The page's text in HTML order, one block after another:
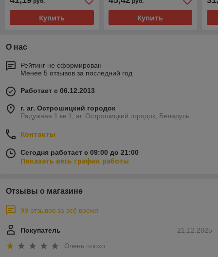
Купить Купить
О нас
Рейтинг не сформирован
Менее 5 отзывов за последний год
Работает с 06.12.2013
г. аг. Острошицкий городок
Радужная 1 кв 1, аг. Острошицкий городок, Беларусь
Контакты
Сегодня работает с 09:00 до 21:00
Показать весь график работы
Отзывы о магазине
99 отзывов за всё время
21.12.2025
Покупатель
Очень плохо